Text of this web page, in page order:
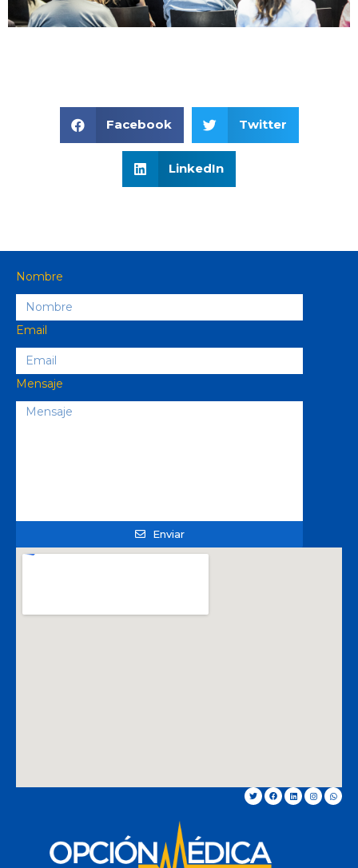
Facebook Twitter
LinkedIn
Nombre
Email
Mensaje
Enviar